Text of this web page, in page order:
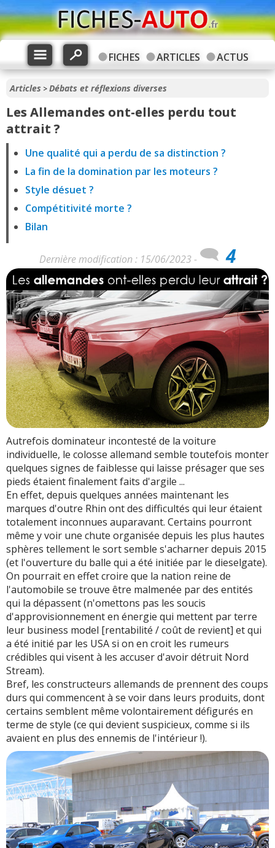
FICHES ARTICLES ACTUS
Articles >Débats et réflexions diverses
Les Allemandes ont-elles perdu tout
attrait ?
Une qualité qui a perdu de sa distinction ?
La fin de la domination par les moteurs ?
Style désuet ?
Compétitivité morte ?
Bilan
Dernière modification : 15/06/2023 - 4
Autrefois dominateur incontesté de la voiture
individuelle, le colosse allemand semble toutefois monter
quelques signes de faiblesse qui laisse présager que ses
pieds étaient finalement faits d'argile ...
En effet, depuis quelques années maintenant les
marques d'outre Rhin ont des difficultés qui leur étaient
totalement inconnues auparavant. Certains pourront
même y voir une chute organisée depuis les plus hautes
sphères tellement le sort semble s'acharner depuis 2015
(et l'ouverture du balle qui a été initiée par le dieselgate).
On pourrait en effet croire que la nation reine de
l'automobile se trouve être malmenée par des entités
qui la dépassent (n'omettons pas les soucis
d'approvisionnement en énergie qui mettent par terre
leur business model [rentabilité / coût de revient] et qui
a été initié par les USA si on en croit les rumeurs
crédibles qui visent à les accuser d'avoir détruit Nord
Stream).
Bref, les constructeurs allemands de prennent des coups
durs qui commencent à se voir dans leurs produits, dont
certains semblent même volontairement défigurés en
terme de style (ce qui devient suspicieux, comme si ils
avaient en plus des ennemis de l'intérieur !).